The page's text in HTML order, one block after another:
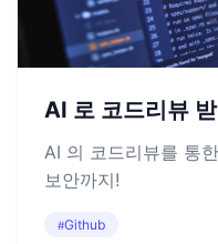
AI 로 코드리뷰
AI 의 코드리뷰를 통
보안까지!
#Github